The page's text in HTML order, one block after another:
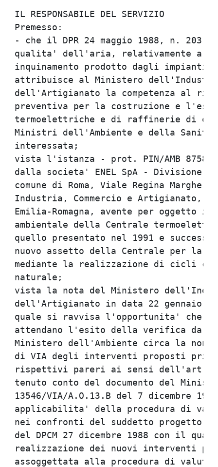
IL
- che il DPR 24 maggio 1988,
qualita' dell'aria,
inquinamento prodotto
attribuisce al Ministero
dell'Artigianato la
preventiva per la
termoelettriche e di
Ministri dell'Ambiente e
vista l'istanza - prot. PIN/AMB
dalla societa' ENEL SpA -
comune di Roma, Viale
Industria, Commercio e
Emilia-Romagna, avente per
ambientale della Centrale
quello presentato nel 1991 e
nuovo assetto della Centrale
mediante la realizzazione
vista la nota del Ministero
dell'Artigianato in data 22
quale si ravvisa l'opportunita'
attendano l'esito della
Ministero dell'Ambiente circa
di VIA degli interventi
rispettivi pareri ai sensi
tenuto conto del documento
13546/VIA/A.O.13.B del 7
applicabilita' della procedura
nei confronti del suddetto
del DPCM 27 dicembre
realizzazione dei nuovi
assoggettata alla procedura